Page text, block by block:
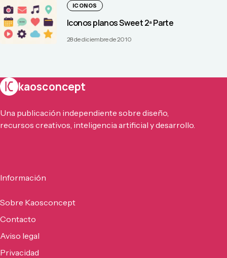
ICONOS
Iconos planos Sweet 2ª Parte
28 de diciembre de 2010
kaosconcept
Una publicación independiente sobre diseño,
recursos creativos, inteligencia artificial y desarrollo.
Información
Sobre Kaosconcept
Contacto
Aviso legal
Privacidad